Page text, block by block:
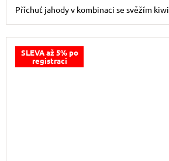
Příchuť jahody v kombinaci se svěžím kiwi.
SLEVA až 5% po
registraci